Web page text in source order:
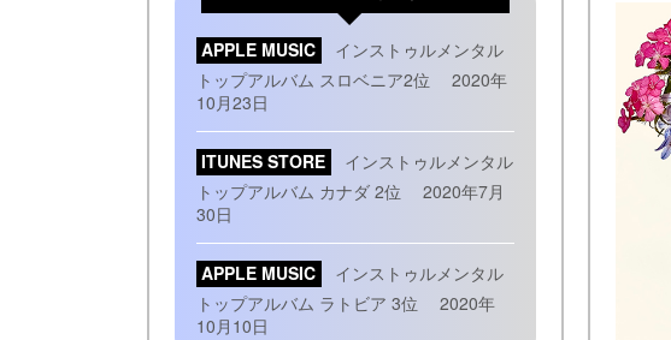
APPLE MUSIC
インストゥルメンタル
トップアルバム スロベニア2位 2020年
10月23日
ITUNES STORE
インストゥルメンタル
トップアルバム カナダ 2位 2020年7月
30日
APPLE MUSIC
インストゥルメンタル
トップアルバム ラトビア 3位 2020年
10月10日